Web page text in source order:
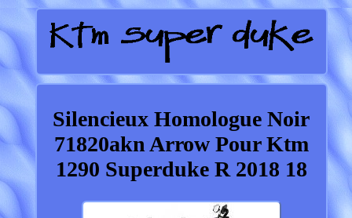
Silencieux Homologue Noir
71820akn Arrow Pour Ktm
1290 Superduke R 2018 18